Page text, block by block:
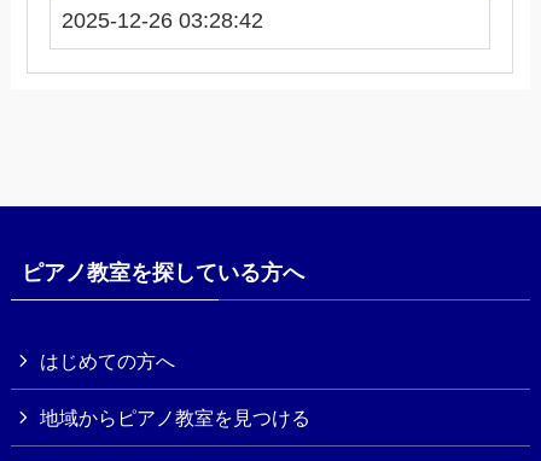
2025-12-26 03:28:42
ピアノ教室を探している方へ
はじめての方へ
地域からピアノ教室を見つける